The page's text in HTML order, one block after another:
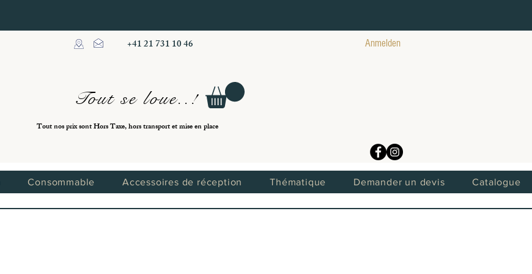
+41 21 731 10 46
Tout se loue..!
Anmelden
Tout nos prix sont Hors Taxe, hors transport et mise en place
Consommable Accessoires de réception Thématique Demander un devis Catalogue